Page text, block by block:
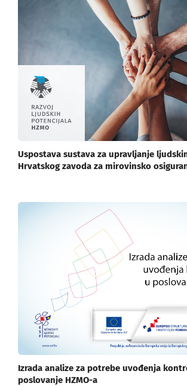
Uspostava sustava za upravljanje
Hrvatskog zavoda za mirovinsko
Izrada analize za potrebe uvođenja
poslovanje HZMO-a